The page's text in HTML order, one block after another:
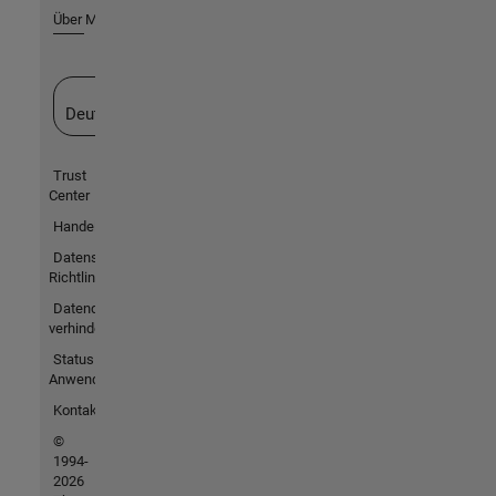
Über MathWorks
Deutschland
Trust
Center
Handelsmarken
Datenschutz-
Richtlinien
Datendiebstahl
verhindern
Status von
Anwendungen
Kontakt
©
1994-
2026